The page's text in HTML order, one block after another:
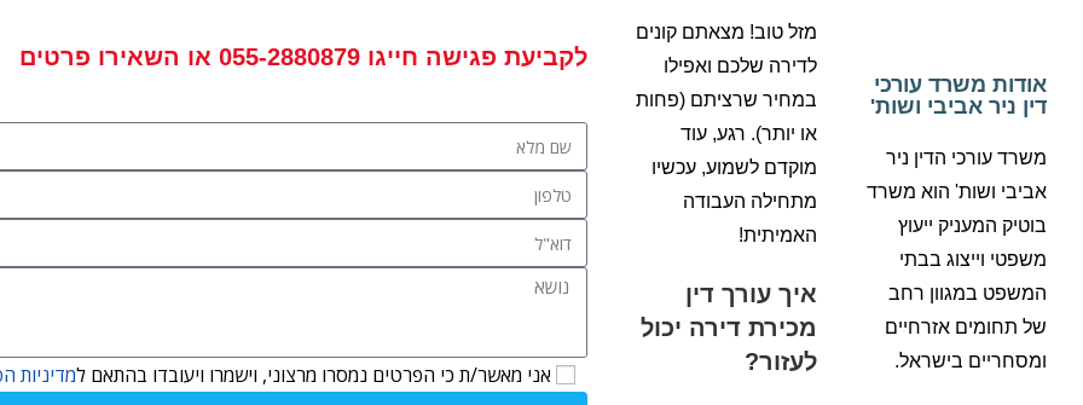
אודות משרד עורכי
דין ניר אביבי ושות'
משרד עורכי הדין ניר
אביבי ושות' הוא משרד
בוטיק המעניק ייעוץ
משפטי וייצוג בבתי
המשפט במגוון רחב
של תחומים אזרחיים
ומסחריים בישראל.
מזל טוב! מצאתם קונים
לדירה שלכם ואפילו
במחיר שרציתם (פחות
או יותר). רגע, עוד
מוקדם לשמוע, עכשיו
מתחילה העבודה
האמיתית!
איך עורך דין
מכירת דירה יכול
לעזור?
לקביעת פגישה חייגו 055-2880879או השאירו פרטים
אני מאשר/ת כי הפרטים נמסרו מרצוני, וישמרו ויעובדו בהתאם למדיניות